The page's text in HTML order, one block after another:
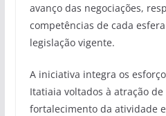
avanço das negociações,
competências de cada
legislação vigente.
A iniciativa integra os
Itatiaia voltados à atração
fortalecimento da atividade